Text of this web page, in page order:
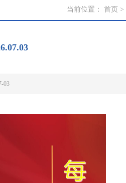
当前位置： 首页 >
03